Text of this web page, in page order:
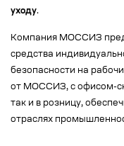
уходу.
Компания МОССИЗ
средства
безопасности на
от МОССИЗ, с офисом-
так и в розницу,
отраслях